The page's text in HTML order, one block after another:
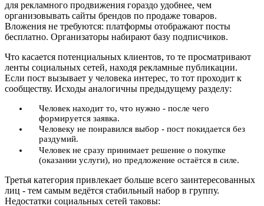
для рекламного продвижения гораздо удобнее, чем
организовывать сайты брендов по продаже товаров.
Вложения не требуются: платформы отображают посты
бесплатно. Организаторы набирают базу подписчиков.
Что касается потенциальных клиентов, то те просматривают
ленты социальных сетей, находя рекламные публикации.
Если пост вызывает у человека интерес, то тот проходит к
сообществу. Исходы аналогичны предыдущему разделу:
Человек находит то, что нужно - после чего
формируется заявка.
Человеку не понравился выбор - пост покидается без
раздумий.
Человек не сразу принимает решение о покупке
(оказании услуги), но предложение остаётся в силе.
Третья категория привлекает больше всего заинтересованных
лиц - тем самым ведётся стабильный набор в группу.
Недостатки социальных сетей таковы: